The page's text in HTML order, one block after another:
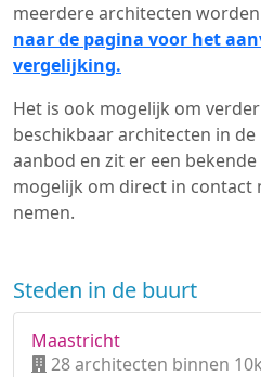
meerdere architecten
naar de pagina voor het
vergelijking.
Het is ook mogelijk om
beschikbaar architecten in
aanbod en zit er een
mogelijk om direct in contact
nemen.
Steden in de buurt
Maastricht
28 architecten binnen